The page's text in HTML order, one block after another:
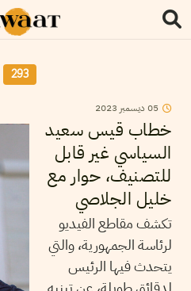
293
05 ديسمبر 2023
خطاب قيس سعيد
السياسي غير قابل
للتصنيف، حوار مع
خليل الجلاصي
تكشف مقاطع الفيديو
لرئاسة الجمهورية، والتي
يتحدث فيها الرئيس